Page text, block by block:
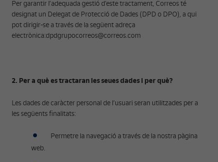
Per garantir l’adequada gestió d'este tractament, Correos té
designat un Delegat de Protecció de Dades (DPD o DPO), a qui
pot dirigir-se a través de la següent adreça
electrònica:dpdgrupocorreos@correos.com
2. Per a què es tractaran les seues dades i per què?
Les dades de caràcter personal de l’usuari seran utilitzades per a
les següents finalitats:
Permetre la navegació a través de la nostra pàgina
web.